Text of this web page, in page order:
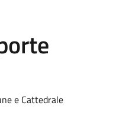
e Cattedrale